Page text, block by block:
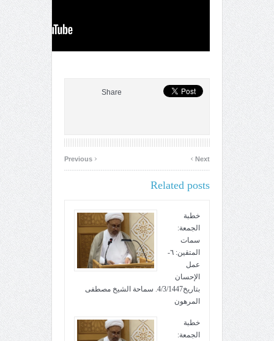
Share
‹ Next
›
Related posts
خطبة
الجمعة:
سمات
المتقين: ٦-
عمل
الإحسان
بتاريخ4/3/1447. سماحة الشيخ مصطفى
المرهون
خطبة
الجمعة: